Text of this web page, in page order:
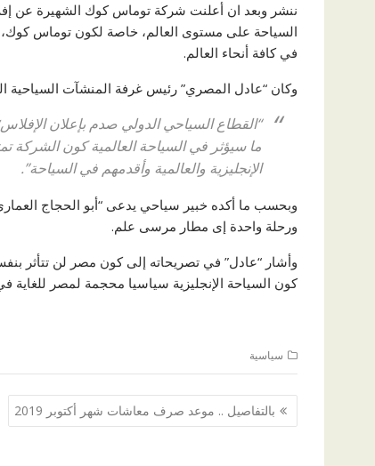
ننشر وبعد ان أعلنت شركة توماس كوك الشهيرة عن
السياحة على مستوى العالم، خاصة لكون توماس كوك،
في كافة أنحاء العالم.
وكان “عادل المصري” رئيس غرفة المنشآت السياحية
“القطاع السياحي الدولي صدم بإعلان
ما سيؤثر في السياحة العالمية كون الشركة
الإنجليزية والعالمية وأقدمهم في السياحة”.
ورحلة واحدة إى مطار مرسى علم.
وأشار “عادل” في تصريحاته إلى كون مصر لن تتأثر
كون السياحة الإنجليزية سياسيا محجمة لمصر للغاية
سياسية
تصفّح
المقالات
بالتفاصيل .. موعد صرف معاشات شهر أكتوبر 2019